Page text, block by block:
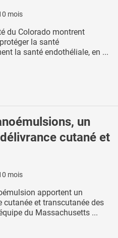
mois
du Colorado montrent
la santé
la santé endothéliale, en ...
un
cutané et
mois
apportent un
cutanée et transcutanée des
du Massachusetts ...